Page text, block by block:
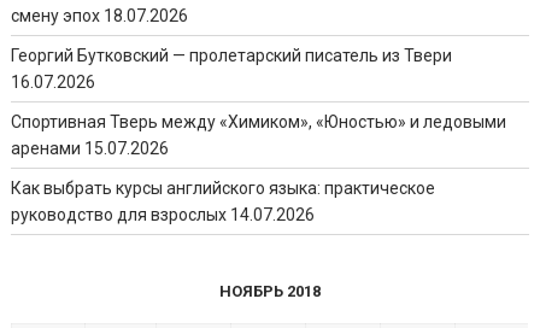
смену эпох 18.07.2026
Георгий Бутковский — пролетарский писатель из Твери
16.07.2026
Спортивная Тверь между «Химиком», «Юностью» и ледовыми
аренами 15.07.2026
Как выбрать курсы английского языка: практическое
руководство для взрослых 14.07.2026
НОЯБРЬ 2018